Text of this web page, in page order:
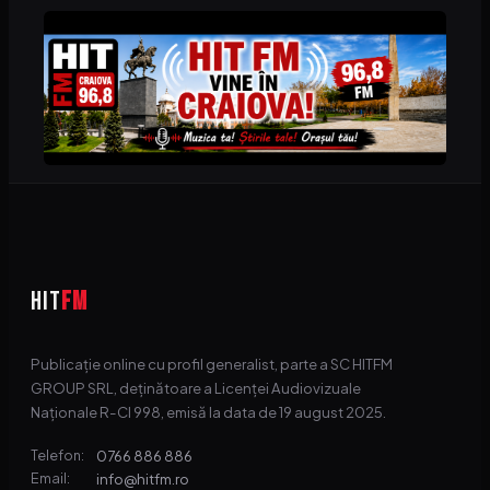
HITFM
Publicație online cu profil generalist, parte a SC HITFM
GROUP SRL, deținătoare a Licenței Audiovizuale
Naționale R-CI 998, emisă la data de 19 august 2025.
Telefon: 0766 886 886
Email: info@hitfm.ro